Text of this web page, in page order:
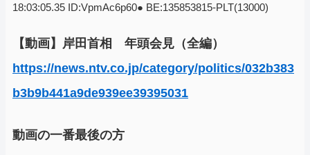
18:03:05.35 ID:VpmAc6p60● BE:135853815-PLT(13000)
【動画】岸田首相 年頭会見（全編）
https://news.ntv.co.jp/category/politics/032b383
b3b9b441a9de939ee39395031
動画の一番最後の方